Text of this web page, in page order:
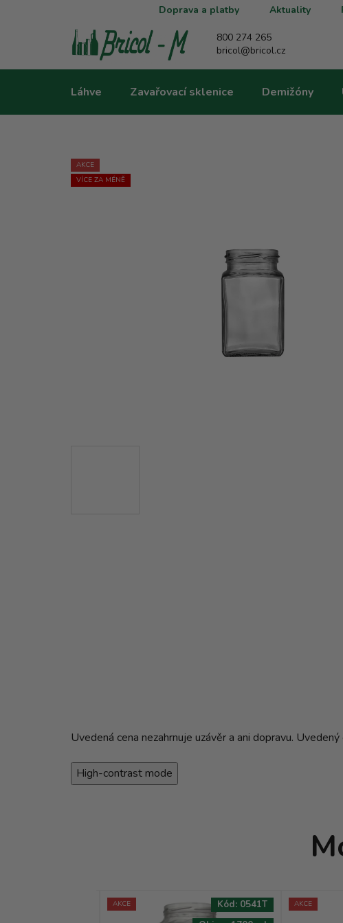
Doprava a platby Aktuality
800 274 265
bricol@bricol.cz
Láhve Zavařovací sklenice Demižóny
AKCE
VÍCE ZA MÉNĚ
Uvedená cena nezahrnuje uzávěr a ani dopravu.
High-contrast mode
AKCE Kód: 0541T AKCE